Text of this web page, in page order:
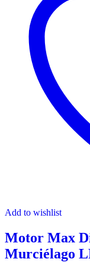
Add to wishlist
Motor Max
Murciélago